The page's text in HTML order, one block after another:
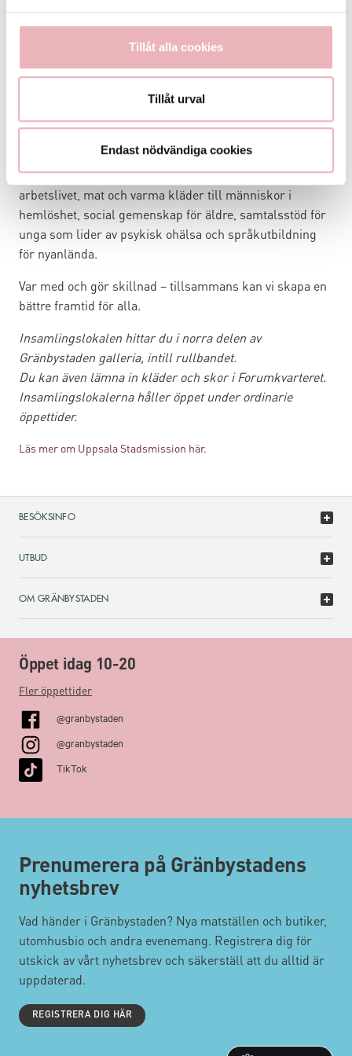
Tillåt alla cookies
Tillåt urval
Endast nödvändiga cookies
dina kläder och människor i utsatthet en andra chans.
Kläderna säljs i Uppsala Stadsmissions butiker och
delas ut via sociala verksamheter. Överskottet går direkt
hjälp och långsiktigt stöd, som arbetsträning,
rehabilitering och praktik för att återvända till
arbetslivet, mat och varma kläder till människor i
hemlöshet, social gemenskap för äldre, samtalsstöd för
unga som lider av psykisk ohälsa och språkutbildning
för nyanlända.
Var med och gör skillnad – tillsammans kan vi skapa en
bättre framtid för alla.
Insamlingslokalen hittar du i norra delen av
Gränbystaden galleria, intill rullbandet.
Du kan även lämna in kläder och skor i Forumkvarteret.
Insamlingslokalerna håller öppet under ordinarie
öppettider.
Läs mer om Uppsala Stadsmission här.
BESÖKSINFO
UTBUD
OM GRÄNBYSTADEN
Öppet idag 10-20
Fler öppettider
@granbystaden
@granbystaden
TikTok
Prenumerera på Gränbystadens
nyhetsbrev
Vad händer i Gränbystaden? Nya matställen och butiker,
utomhusbio och andra evenemang. Registrera dig för
utskick av vårt nyhetsbrev och säkerställ att du alltid är
uppdaterad.
REGISTRERA DIG HÄR